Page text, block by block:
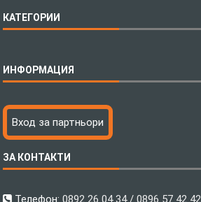
КАТЕГОРИИ
Бебешки спални комплекти
Тениски с пълноцветен печат
Хавлиени кърпи
Пончо за водни спортове
Микрофибърни Велурени Кърпи
ИНФОРМАЦИЯ
Технология на печатане
Файлове за печат
Как да поръчам?
С какво сме различни?
Вход за партньори
ЗА КОНТАКТИ
Телефон:0892 26 04 34 / 0896 57 42 42